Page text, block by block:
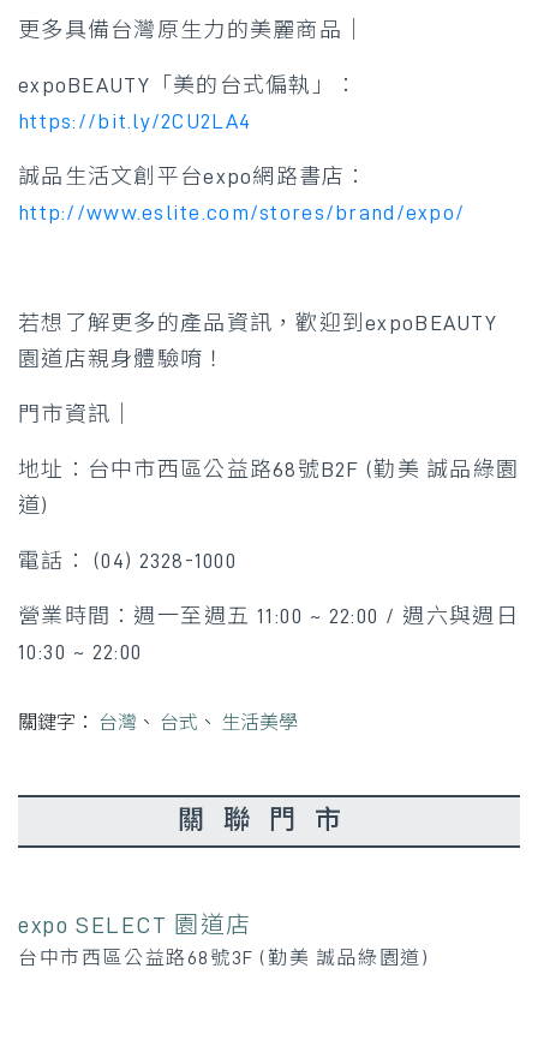
更多具備台灣原生力的美麗商品｜
expoBEAUTY「美的台式偏執」：
https://bit.ly/2CU2LA4
誠品生活文創平台expo網路書店：
http://www.eslite.com/stores/brand/expo/
若想了解更多的產品資訊，歡迎到expoBEAUTY
園道店親身體驗唷！
門市資訊｜
地址：台中市西區公益路68號B2F (勤美 誠品綠園
道)
電話： (04) 2328-1000
營業時間： 週一至週五 11:00 ~ 22:00 / 週六與週日
10:30 ~ 22:00
關鍵字： 台灣 、 台式 、 生活美學
關聯門市
expo SELECT 園道店
台中市西區公益路68號3F (勤美 誠品綠園道)